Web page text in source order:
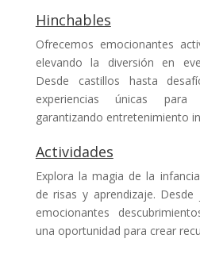
Hinchables
Ofrecemos emocionantes
elevando la diversión en
Desde castillos hasta
experiencias únicas
garantizando entretenimiento
Actividades
Explora la magia de la
de risas y aprendizaje.
emocionantes
una oportunidad para crear